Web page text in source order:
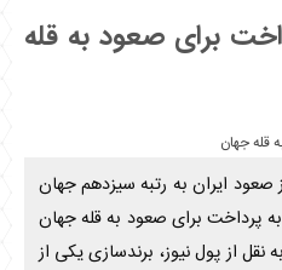
برای صعود به قله
صعود ایران به رتبه سیزدهم جهان
پرداخت برای صعود به قله جهان
نقل از پول نیوز، برندسازی یکی از